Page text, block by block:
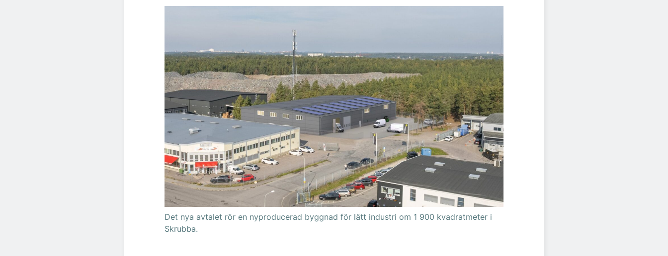
Det nya avtalet rör en nyproducerad byggnad för lätt industri om 1 900 kvadratmeter i
Skrubba.